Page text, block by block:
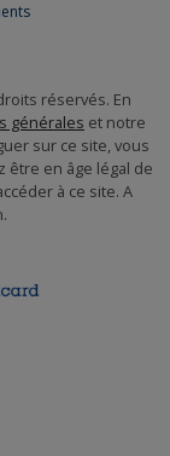
réservés. En
générales et notre
sur ce site, vous
être en âge légal de
à ce site. A